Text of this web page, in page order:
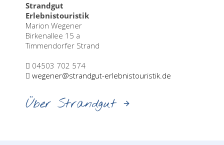
Strandgut
Erlebnistouristik
Marion Wegener
Birkenallee 15 a
Timmendorfer Strand
04503 702 574
wegener@strandgut-erlebnistouristik.de
Über Strandgut